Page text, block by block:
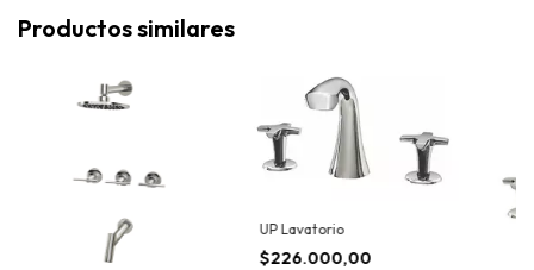
Productos similares
UP Lavatorio
$226.000,00